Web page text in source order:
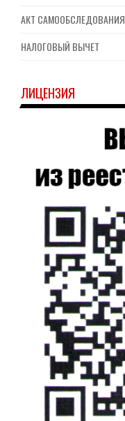
АКТ САМООБСЛЕДОВАНИЯ
НАЛОГОВЫЙ ВЫЧЕТ
ЛИЦЕНЗИЯ